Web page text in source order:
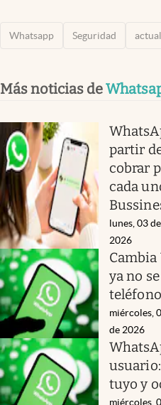
Whatsapp Seguridad
Más noticias de
partir
cobrar
cada
lunes, 03
2026
Cambia
ya no
miércoles,
de 2026
tuyo y
miércoles,